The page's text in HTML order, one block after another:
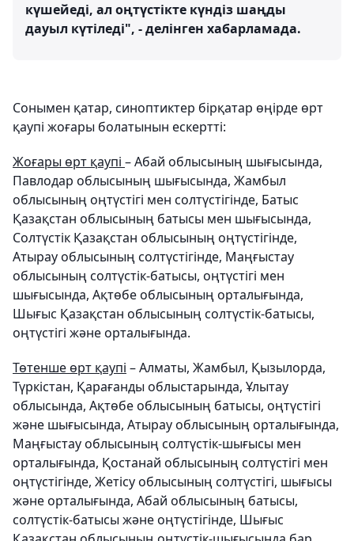
күшейеді, ал оңтүстікте күндіз шаңды
дауыл күтіледі", - делінген хабарламада.
Сонымен қатар, синоптиктер бірқатар өңірде өрт
қаупі жоғары болатынын ескертті:
Жоғары өрт қаупі – Абай облысының шығысында,
Павлодар облысының шығысында, Жамбыл
облысының оңтүстігі мен солтүстігінде, Батыс
Қазақстан облысының батысы мен шығысында,
Солтүстік Қазақстан облысының оңтүстігінде,
Атырау облысының солтүстігінде, Маңғыстау
облысының солтүстік-батысы, оңтүстігі мен
шығысында, Ақтөбе облысының орталығында,
Шығыс Қазақстан облысының солтүстік-батысы,
оңтүстігі және орталығында.
Төтенше өрт қаупі – Алматы, Жамбыл, Қызылорда,
Түркістан, Қарағанды облыстарында, Ұлытау
облысында, Ақтөбе облысының батысы, оңтүстігі
және шығысында, Атырау облысының орталығында,
Маңғыстау облысының солтүстік-шығысы мен
орталығында, Қостанай облысының солтүстігі мен
оңтүстігінде, Жетісу облысының солтүстігі, шығысы
және орталығында, Абай облысының батысы,
солтүстік-батысы және оңтүстігінде, Шығыс